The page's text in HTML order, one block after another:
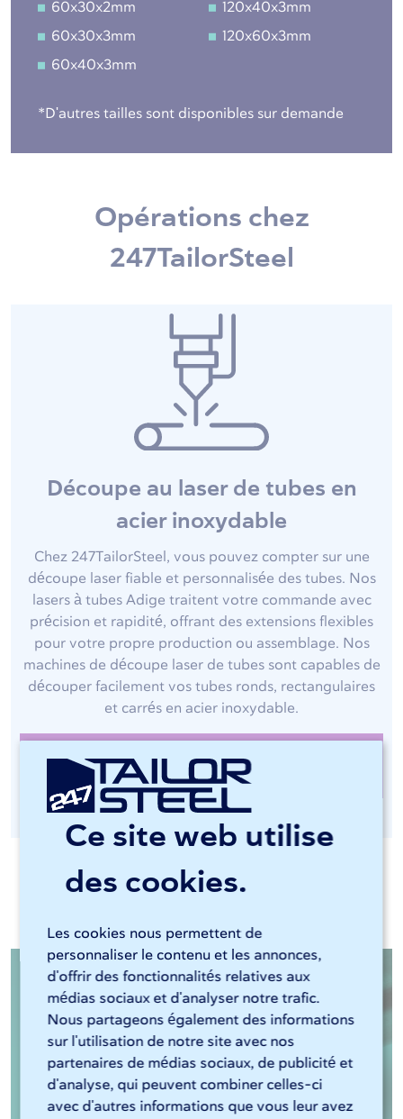
Ce site web utilise
des cookies.
Les cookies nous permettent de
personnaliser le contenu et les annonces,
d'offrir des fonctionnalités relatives aux
médias sociaux et d'analyser notre trafic.
Nous partageons également des informations
sur l'utilisation de notre site avec nos
partenaires de médias sociaux, de publicité et
d'analyse, qui peuvent combiner celles-ci
avec d'autres informations que vous leur avez
60x30x2mm
60x30x3mm
60x40x3mm
120x40x3mm
120x60x3mm
*D'autres tailles sont disponibles sur demande
Opérations chez
247TailorSteel
Découpe au laser de tubes en
acier inoxydable
Chez 247TailorSteel, vous pouvez compter sur une
découpe laser fiable et personnalisée des tubes. Nos
lasers à tubes Adige traitent votre commande avec
précision et rapidité, offrant des extensions flexibles
pour votre propre production ou assemblage. Nos
machines de découpe laser de tubes sont capables de
découper facilement vos tubes ronds, rectangulaires
et carrés en acier inoxydable.
Découpe laser des tubes chez
247TailorSteel
Documents pertinents